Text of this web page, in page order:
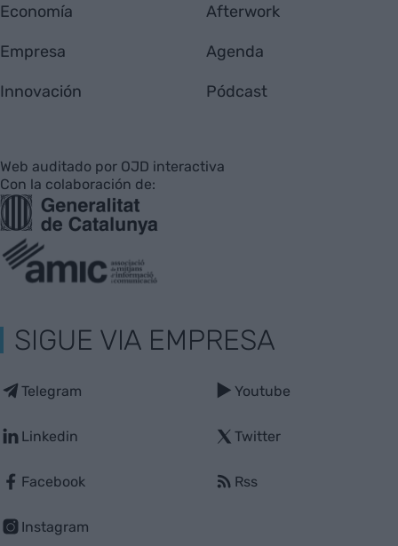
Economía
Empresa
Innovación
Afterwork
Agenda
Pódcast
Web auditado por OJD interactiva
Con la colaboración de:
SIGUE VIA EMPRESA
Telegram
Linkedin
Facebook
Instagram
Youtube
Twitter
Rss